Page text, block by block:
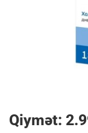
Qiymət: